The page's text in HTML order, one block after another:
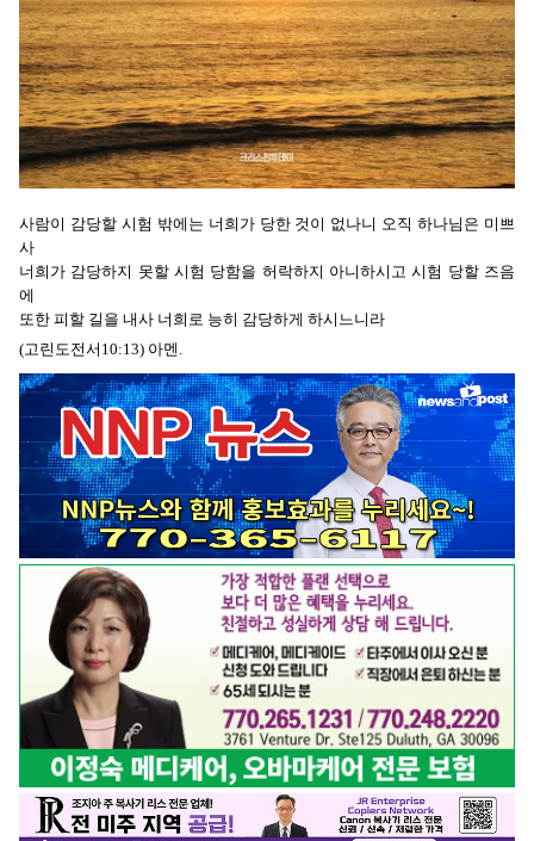
사람이 감당할 시험 밖에는 너희가 당한 것이 없나니 오직 하나님은 미쁘
사
너희가 감당하지 못할 시험 당함을 허락하지 아니하시고 시험 당할 즈음
에
또한 피할 길을 내사 너희로 능히 감당하게 하시느니라
(고린도전서10:13) 아멘.